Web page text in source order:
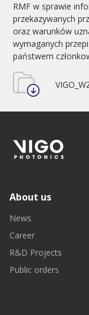
RMF w sprawie
przekazywanych
oraz warunków
wymaganych
państwem
About us
News
Career
R&D Projects
Public orders